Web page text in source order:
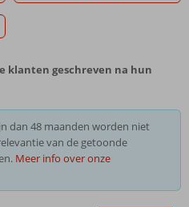
klanten geschreven na hun
dan 48 maanden worden niet
van de getoonde
Meer info over onze